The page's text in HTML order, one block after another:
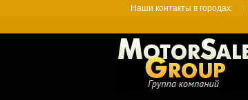
Наши контакты в городах: